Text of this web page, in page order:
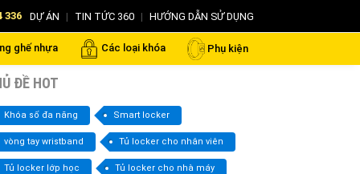
336 DỰ ÁN | TIN TỨC 360 | HƯỚNG DẪN SỬ DỤNG
ghế nhựa Các loại khóa Phụ kiện
ĐỀ HOT
Khóa số đa năng Smart locker
vòng tay wristband Tủ locker cho nhân viên
Tủ locker lớp học Tủ locker cho nhà máy